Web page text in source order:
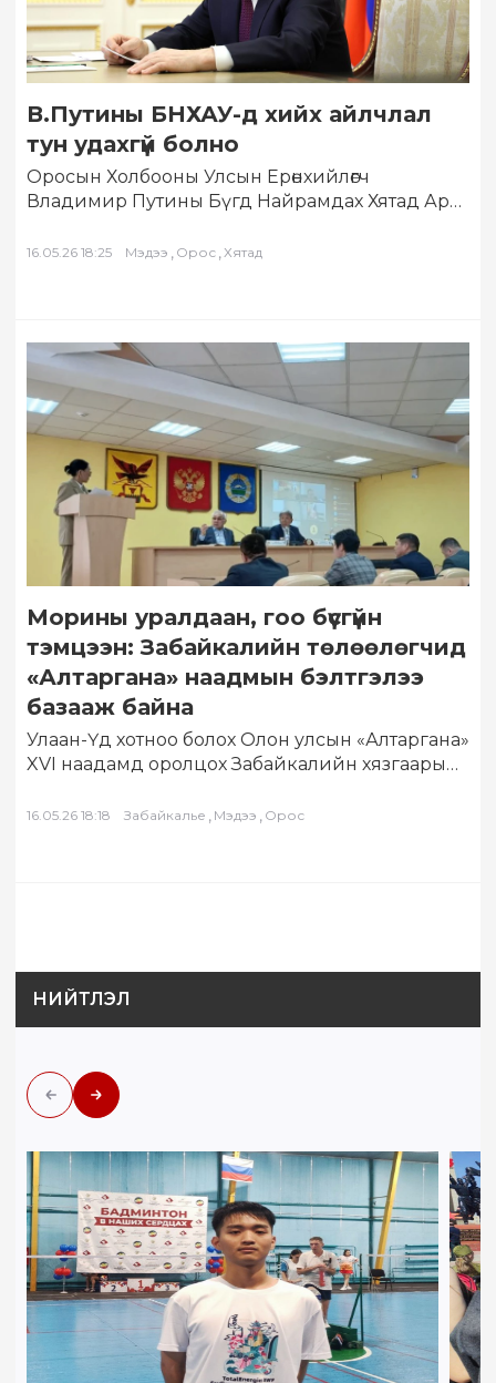
В.Путины БНХАУ-д хийх айлчлал
тун удахгүй болно
Оросын Холбооны Улсын Ерөнхийлөгч
Владимир Путины Бүгд Найрамдах Хятад Ард
ажил бүрэн хангагдсан…
16.05.26 18:25 Мэдээ , Орос , Хятад
Морины уралдаан, гоо бүсгүйн
тэмцээн: Забайкалийн төлөөлөгчид
«Алтаргана» наадмын бэлтгэлээ
базааж байна
Улаан-Үд хотноо болох Олон улсын «Алтаргана»
XVI наадамд оролцох Забайкалийн хязгаарын
Агийн Буриадын тойргийн…
16.05.26 18:18 Забайкалье , Мэдээ , Орос
НИЙТЛЭЛ